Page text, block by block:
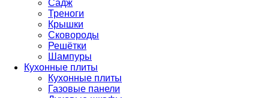
Садж
Треноги
Крышки
Сковороды
Решётки
Шампуры
Кухонные плиты
Кухонные плиты
Газовые панели